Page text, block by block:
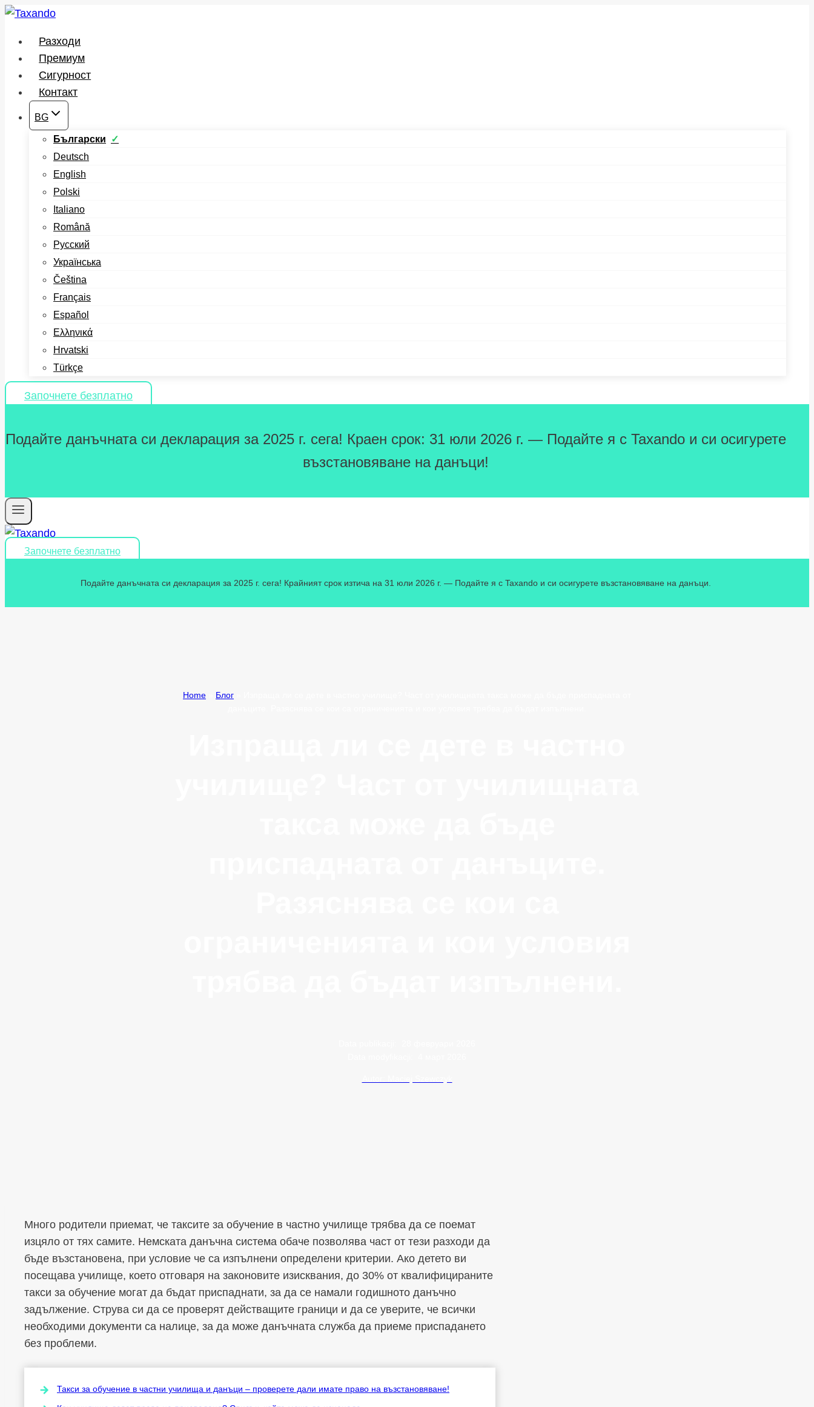
Към
Разходи
Премиум
Сигурност
Контакт
BG
Български
Deutsch
English
Polski
Italiano
Română
Русский
Українська
Čeština
Français
Español
Ελληνικά
Hrvatski
Türkçe
Започнете безплатно
Подайте данъчната си декларация за 2025 г. сега! Краен срок: 31 юли 2026 г. — Подайте я с Taxando и си осигурете
възстановяване на данъци!
Започнете безплатно
Подайте данъчната си декларация за 2025 г. сега! Крайният срок изтича на 31 юли 2026 г. — Подайте я с Taxando и си осигурете възстановяване на данъци.
Home Блог
Много родители приемат, че таксите за обучение в частно училище трябва да се поемат
изцяло от тях самите. Немската данъчна система обаче позволява част от тези разходи да
бъде възстановена, при условие че са изпълнени определени критерии. Ако детето ви
посещава училище, което отговаря на законовите изисквания, до 30% от квалифицираните
такси за обучение могат да бъдат приспаднати, за да се намали годишното данъчно
задължение. Струва си да се проверят действащите граници и да се уверите, че всички
необходими документи са налице, за да може данъчната служба да приеме приспадането
без проблеми.
Такси за обучение в частни училища и данъци – проверете дали имате право на възстановяване!